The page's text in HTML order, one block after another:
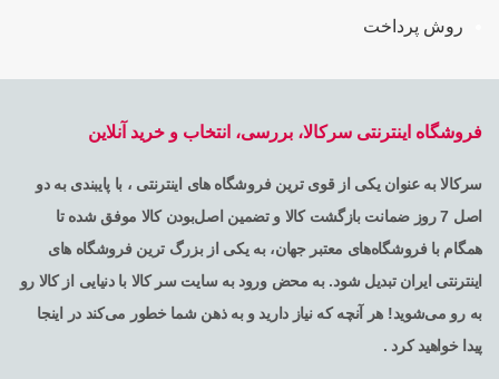
روش پرداخت
فروشگاه اینترنتی سرکالا، بررسی، انتخاب و خرید آنلاین
سرکالا به عنوان یکی از قوی ترین فروشگاه های اینترنتی ، با پایبندی به دو
اصل 7 روز ضمانت بازگشت کالا و تضمین اصل‌بودن کالا موفق شده تا
همگام با فروشگاه‌های معتبر جهان، به یکی از بزرگ ترین فروشگاه های
اینترنتی ایران تبدیل شود. به محض ورود به سایت سر کالا با دنیایی از کالا رو
به رو می‌شوید! هر آنچه که نیاز دارید و به ذهن شما خطور می‌کند در اینجا
پیدا خواهید کرد .